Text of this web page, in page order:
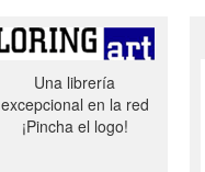
Una librería
excepcional en la red
¡Pincha el logo!